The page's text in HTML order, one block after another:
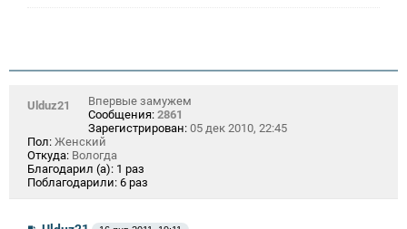
Ulduz21
Впервые замужем
Сообщения: 2861
Зарегистрирован: 05 дек 2010, 22:45
Пол: Женский
Откуда: Вологда
Благодарил (а): 1 раз
Поблагодарили: 6 раз